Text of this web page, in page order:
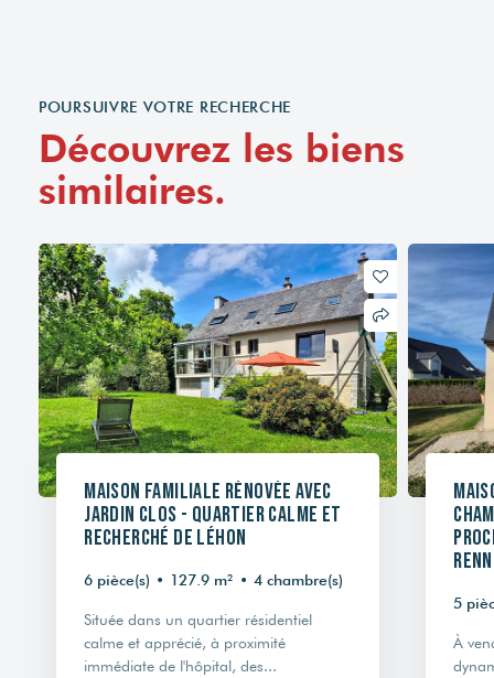
POURSUIVRE VOTRE RECHERCHE
Découvrez les biens
similaires.
Maison familiale rénovée avec
jardin clos - Quartier calme et
recherché de Léhon
6 pièce(s) • 127.9 m² • 4 chambre(s)
Située dans un quartier résidentiel
calme et apprécié, à proximité
immédiate de l'hôpital, des...
5
À